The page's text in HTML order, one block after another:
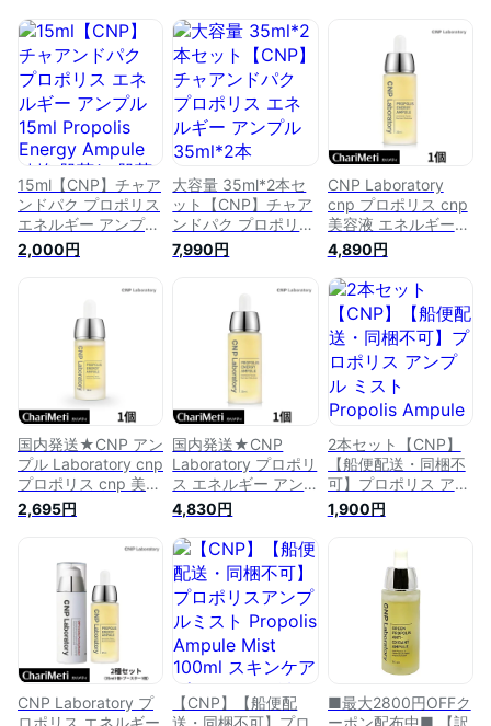
15ml【CNP】チャア
ンドパク プロポリス
エネルギー アンプル
15ml Propolis
Energy Ampule 鎮静
Laboratory トラブル
ケア セラム 美容液
エッセンス アンプル
スキンケア 韓国コス
メ 海外通販
2,000円
大容量 35ml*2本セ
ット【CNP】チャア
ンドパク プロポリス
エネルギー アンプル
35ml*2本 Propolis
荒れ 肌荒れケア
CNP Laboratory ト
ラブルケア セラム
美容液 エッセンス
韓国コスメ 海外通販
7,990円
CNP Laboratory
cnp プロポリス cnp
美容液 エネルギー
アンプル 35ml
PROPOLIS ENERGY
AMPULE チャアンド
パク/スキンケア 美
容液 美白 保湿 美肌
うるおい ツヤ ハリ
栄養 肌荒れ 乾燥肌
敏感肌 韓国コスメ
4,890円
国内発送★CNP アン
プル Laboratory cnp
プロポリス cnp 美容
液 エネルギー アン
プル 15ml
PROPOLIS ENERGY
AMPULE チャアンド
パク /スキンケア 美
容液 美白 保湿 美肌
うるおい ツヤ ハリ
栄養 肌荒れ 乾燥肌
敏感肌 韓国コスメ
2,695円
国内発送★CNP
Laboratory プロポリ
ス エネルギー アン
プル 35ml
PROPOLIS ENERGY
AMPULE チャアンド
パク/スキンケア 美
容液 美白 保湿 美肌
うるおい ツヤ ハリ
栄養 肌荒れ 乾燥肌
敏感肌 /韓国コスメ
宅急便
4,830円
2本セット【CNP】
【船便配送・同梱不
可】プロポリス アン
プル ミスト Propolis
Ampule Mist 100ml
彩 保湿 水分 乾燥 エ
ッセンス ヒアルロン
酸 プロポリス CNP
ミスト CNP
laboratory チャアン
ドパク 肌荒れ 韓国
コスメ 海外通販
1,900円
CNP Laboratory プ
ロポリス エネルギー
【CNP】【船便配
送・同梱不可】プロ
■最大2800円OFFク
ーポン配布中■ 【訳